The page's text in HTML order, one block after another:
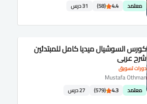
معتمد 4.4
(58) 31 درس
دورات تسويق
كورس السوشيال ميديا كامل للمبتدئين
شرح عربى
Mustafa Othman
معتمد 4.3
(579) 27 درس